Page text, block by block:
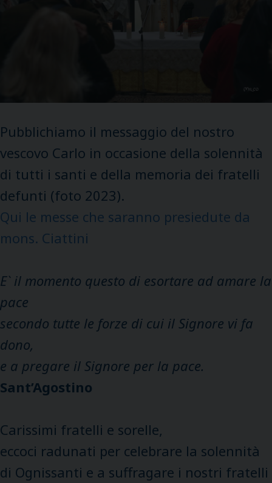
Pubblichiamo il messaggio del nostro
vescovo Carlo in occasione della solennità
di tutti i santi e della memoria dei fratelli
defunti (foto 2023).
Qui le messe che saranno presiedute da
mons. Ciattini
E` il momento questo di esortare ad amare la
pace
secondo tutte le forze di cui il Signore vi fa
dono,
e a pregare il Signore per la pace.
Sant’Agostino
Carissimi fratelli e sorelle,
eccoci radunati per celebrare la solennità
di Ognissanti e a suffragare i nostri fratelli